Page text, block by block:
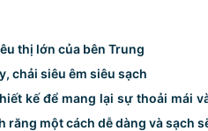
thị lớn của bên Trung
chải siêu êm siêu sạch
kế để mang lại sự thoải mái
một cách dễ dàng và sạch